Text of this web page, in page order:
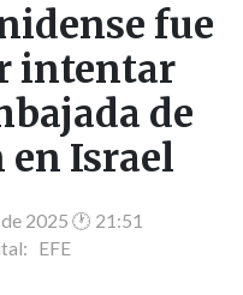
fue
intentar
de
Israel
2025 🕐 21:51
EFE